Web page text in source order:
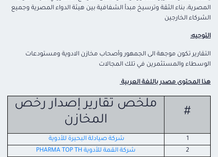
المصرية، بناء الثقة وترسيخ مبدأ الشفافية بين هيئة الدواء المصرية وجميع
الشركاء الخارجين
التوجيه:
التقارير تكون موجهة الى الجمهور وأصحاب مخازن الادوية ومستودعات
الوسطاء والمستثمرين في تلك المجالات
هذا المحتوى مصدر باللغة العربية
#
ملخص تقارير إصدار رخص
المخازن
1
شركة صيادلة البحيرة للأدوية
2
شركة القمة للأدوية PHARMA TOP TH